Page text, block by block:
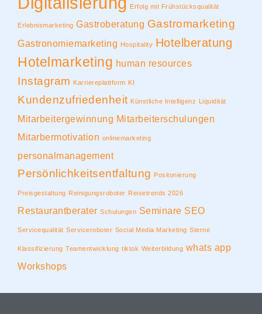
Erfolg mit Frühstücksqualität
Erlebnismarketing Gastroberatung Gastromarketing
Gastronomiemarketing Hospitality Hotelberatung
Hotelmarketing human resources
Instagram Karriereplattform KI
Kundenzufriedenheit Künstliche Intelligenz Liquidität
Mitarbeitergewinnung Mitarbeiterschulungen
Mitarbermotivation onlinemarketing
personalmanagement
Persönlichkeitsentfaltung Positonierung
Preisgestaltung Reinigungsroboter Reisetrends 2026
Restaurantberater Schulungen Seminare SEO
Servicequalität Serviceroboter Social Media Marketing Sterne
Klassifizierung Teamentwicklung tiktok Weiterbildung whats app
Workshops